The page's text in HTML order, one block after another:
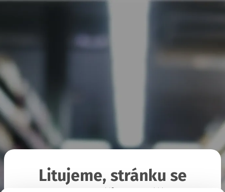
Litujeme, stránku se